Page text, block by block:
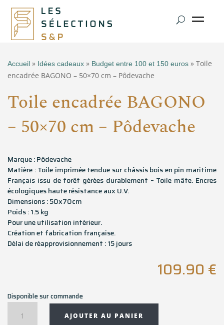
Accueil » Idées cadeaux » Budget entre 100 et 150 euros » Toile
encadrée BAGONO – 50×70 cm – Pôdevache
Toile encadrée BAGONO
– 50×70 cm – Pôdevache
Marque : Pôdevache
Matière : Toile imprimée tendue sur châssis bois en pin maritime
Français issu de forêt gérées durablement – Toile mâte. Encres
écologiques haute résistance aux U.V.
Dimensions : 50x70cm
Poids : 1.5 kg
Pour une utilisation intérieur.
Création et fabrication française.
Délai de réapprovisionnement : 15 jours
109.90 €
Disponible sur commande
AJOUTER AU PANIER